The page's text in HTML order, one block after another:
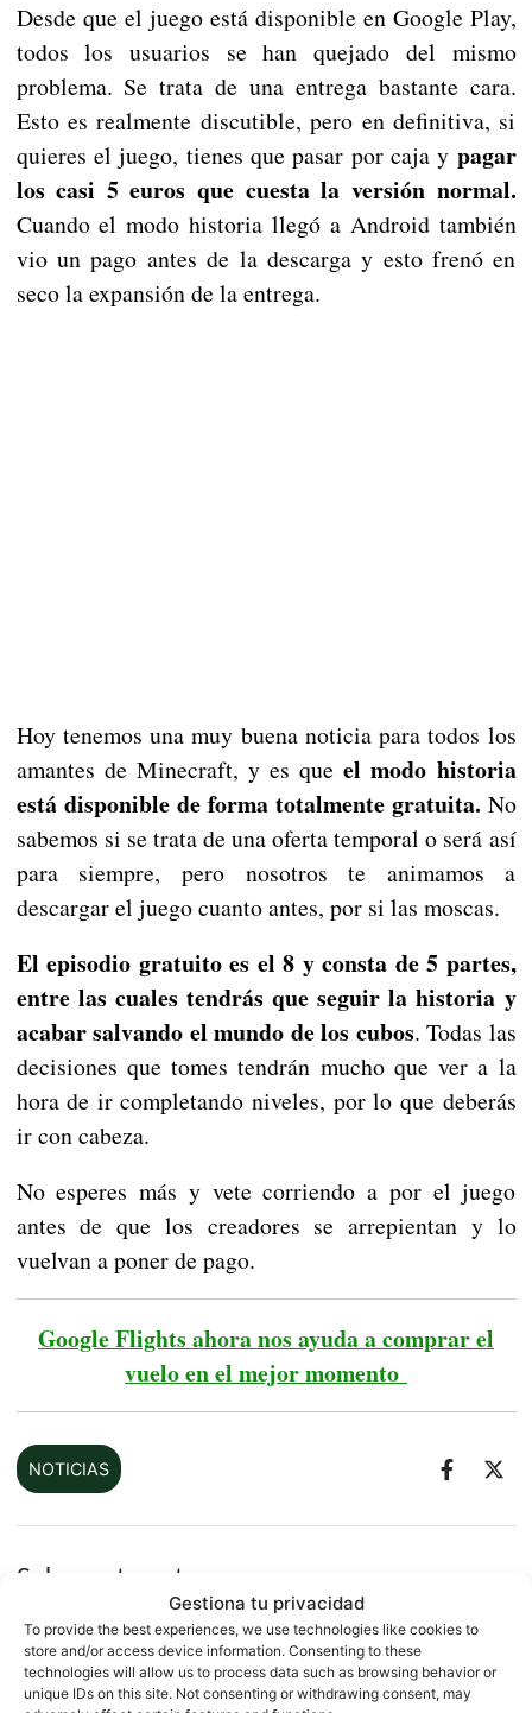
Gestiona tu privacidad
To provide the best experiences, we use technologies like cookies to
store and/or access device information. Consenting to these
technologies will allow us to process data such as browsing behavior or
unique IDs on this site. Not consenting or withdrawing consent, may
Desde que el juego está disponible en Google Play,
todos los usuarios se han quejado del mismo
problema. Se trata de una entrega bastante cara.
Esto es realmente discutible, pero en definitiva, si
quieres el juego, tienes que pasar por caja y pagar
los casi 5 euros que cuesta la versión normal.
Cuando el modo historia llegó a Android también
vio un pago antes de la descarga y esto frenó en
seco la expansión de la entrega.
Hoy tenemos una muy buena noticia para todos los
amantes de Minecraft, y es que el modo historia
está disponible de forma totalmente gratuita. No
sabemos si se trata de una oferta temporal o será así
para siempre, pero nosotros te animamos a
descargar el juego cuanto antes, por si las moscas.
El episodio gratuito es el 8 y consta de 5 partes,
entre las cuales tendrás que seguir la historia y
acabar salvando el mundo de los cubos. Todas las
decisiones que tomes tendrán mucho que ver a la
hora de ir completando niveles, por lo que deberás
ir con cabeza.
No esperes más y vete corriendo a por el juego
antes de que los creadores se arrepientan y lo
vuelvan a poner de pago.
Google Flights ahora nos ayuda a comprar el
vuelo en el mejor momento
NOTICIAS
Sobre este autor